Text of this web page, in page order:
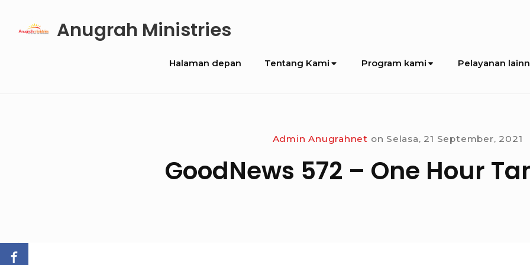
Anugrah Ministries
Site
Halaman depan Tentang Kami Program kami Pelayanan
Admin Anugrahnet on Selasa, 21 September, 2021
GoodNews 572 – One Hour